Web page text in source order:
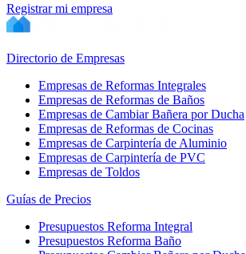
Registrar mi empresa
Directorio de Empresas
Empresas de Reformas Integrales
Empresas de Reformas de Baños
Empresas de Cambiar Bañera por Ducha
Empresas de Reformas de Cocinas
Empresas de Carpintería de Aluminio
Empresas de Carpintería de PVC
Empresas de Toldos
Guías de Precios
Presupuestos Reforma Integral
Presupuestos Reforma Baño